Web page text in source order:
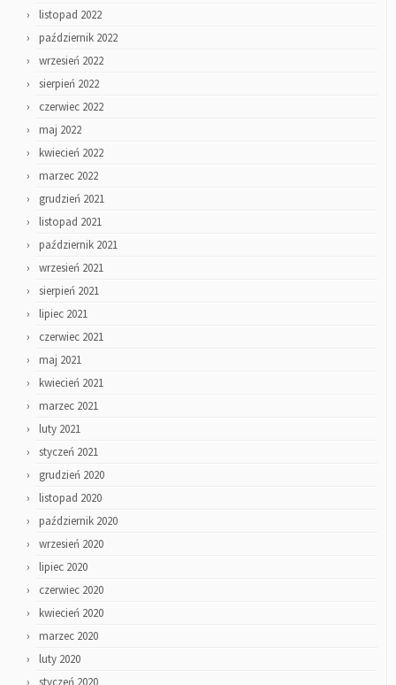
listopad 2022
październik 2022
wrzesień 2022
sierpień 2022
czerwiec 2022
maj 2022
kwiecień 2022
marzec 2022
grudzień 2021
listopad 2021
październik 2021
wrzesień 2021
sierpień 2021
lipiec 2021
czerwiec 2021
maj 2021
kwiecień 2021
marzec 2021
luty 2021
styczeń 2021
grudzień 2020
listopad 2020
październik 2020
wrzesień 2020
lipiec 2020
czerwiec 2020
kwiecień 2020
marzec 2020
luty 2020
styczeń 2020